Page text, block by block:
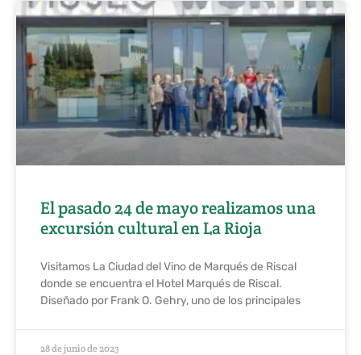
El pasado 24 de mayo realizamos una
excursión cultural en La Rioja
Visitamos La Ciudad del Vino de Marqués de Riscal
donde se encuentra el Hotel Marqués de Riscal.
Diseñado por Frank O. Gehry, uno de los principales
28 de junio de 2023